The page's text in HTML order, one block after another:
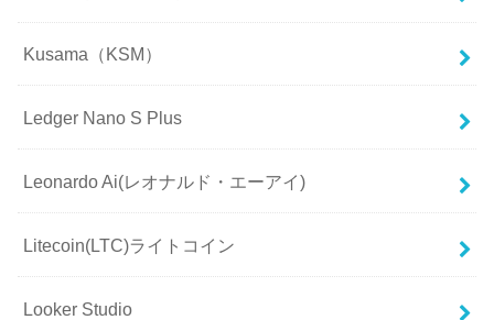
Kusama（KSM）
Ledger Nano S Plus
Leonardo Ai(レオナルド・エーアイ)
Litecoin(LTC)ライトコイン
Looker Studio